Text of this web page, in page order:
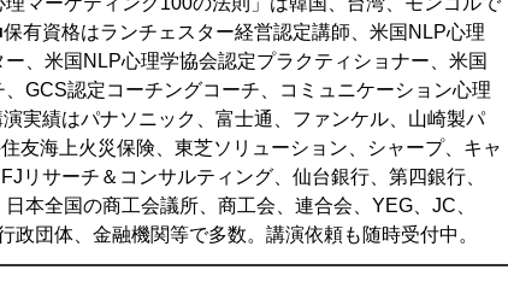
有資格はランチェスター経営認定講師、米国NLP心理
、米国NLP心理学協会認定プラクティショナー、米国
GCS認定コーチングコーチ、コミュニケーション心理
実績はパナソニック、富士通、ファンケル、山崎製パ
友海上火災保険、東芝ソリューション、シャープ、キャ
リサーチ＆コンサルティング、仙台銀行、第四銀行、
本全国の商工会議所、商工会、連合会、YEG、JC、
政団体、金融機関等で多数。講演依頼も随時受付中。